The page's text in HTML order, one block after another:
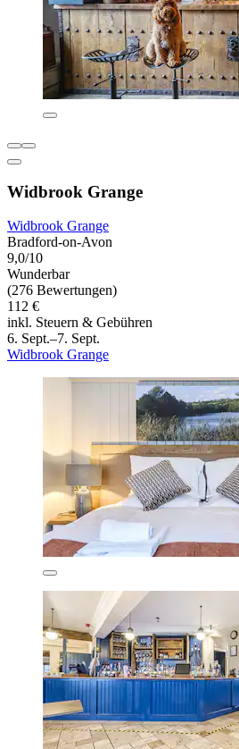
Widbrook Grange
Widbrook Grange
Bradford-on-Avon
9,0/10
Wunderbar
(276 Bewertungen)
112 €
inkl. Steuern & Gebühren
6. Sept.–7. Sept.
Widbrook Grange